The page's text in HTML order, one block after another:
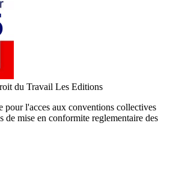
du Travail Les Editions
pour l'acces aux conventions collectives
de mise en conformite reglementaire des